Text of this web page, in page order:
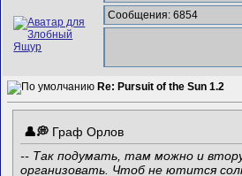
Сообщения: 6854
Re: Pursuit of the Sun 1.2
Граф Орлов
-- Так подумать, там можно и
организовать. Чтоб не ютится